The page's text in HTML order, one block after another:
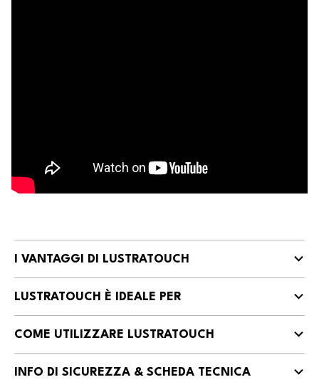
I VANTAGGI DI LUSTRATOUCH
LUSTRATOUCH È IDEALE PER
COME UTILIZZARE LUSTRATOUCH
INFO DI SICUREZZA & SCHEDA TECNICA